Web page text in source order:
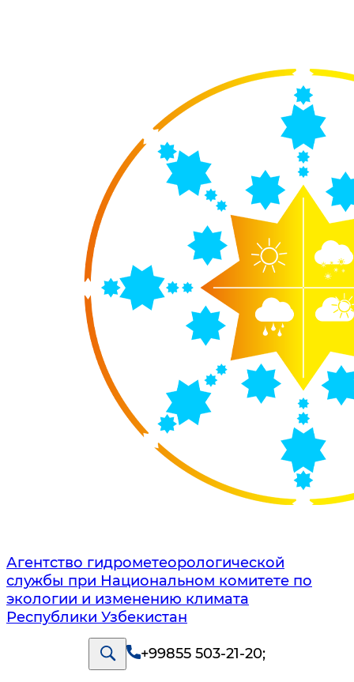
Агентство гидрометеорологической
службы при Национальном комитете по
экологии и изменению климата
Республики Узбекистан
+99855 503-21-20;